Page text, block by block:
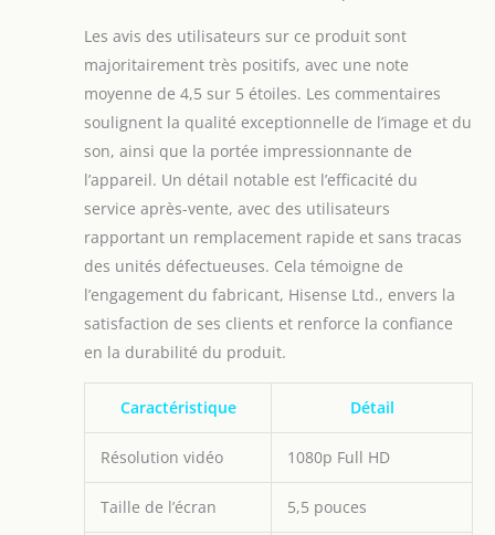
Les avis des utilisateurs sur ce produit sont
majoritairement très positifs, avec une note
moyenne de 4,5 sur 5 étoiles. Les commentaires
soulignent la qualité exceptionnelle de l’image et du
son, ainsi que la portée impressionnante de
l’appareil. Un détail notable est l’efficacité du
service après-vente, avec des utilisateurs
rapportant un remplacement rapide et sans tracas
des unités défectueuses. Cela témoigne de
l’engagement du fabricant, Hisense Ltd., envers la
satisfaction de ses clients et renforce la confiance
en la durabilité du produit.
Caractéristique Détail
Résolution vidéo 1080p Full HD
Taille de l’écran 5,5 pouces